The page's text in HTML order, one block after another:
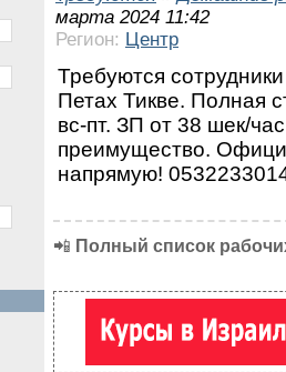
марта 2024 11:42
Регион: Центр
Требуются
Петах Тикве. Полная
вс-пт. ЗП от 38 шек/
преимущество.
напрямую!
📲 Полный список